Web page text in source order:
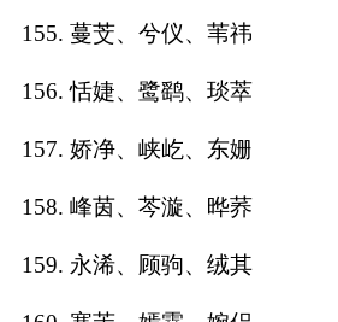
155. 蔓芠、兮仪、苇祎
156. 恬婕、鹭鹞、琰萃
157. 娇净、峡屹、东姗
158. 峰茵、芩漩、晔荞
159. 永浠、顾驹、绒其